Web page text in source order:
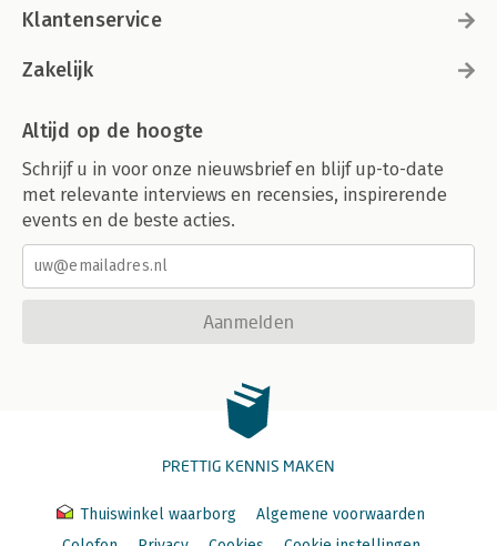
Klantenservice
Zakelijk
Altijd op de hoogte
Schrijf u in voor onze nieuwsbrief en blijf up-to-date
met relevante interviews en recensies, inspirerende
events en de beste acties.
Aanmelden
PRETTIG KENNIS MAKEN
Thuiswinkel waarborg
Algemene voorwaarden